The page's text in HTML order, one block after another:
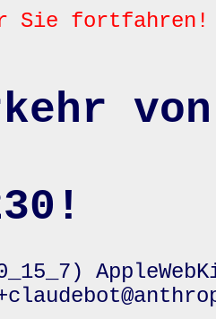
Sie fortfahren!